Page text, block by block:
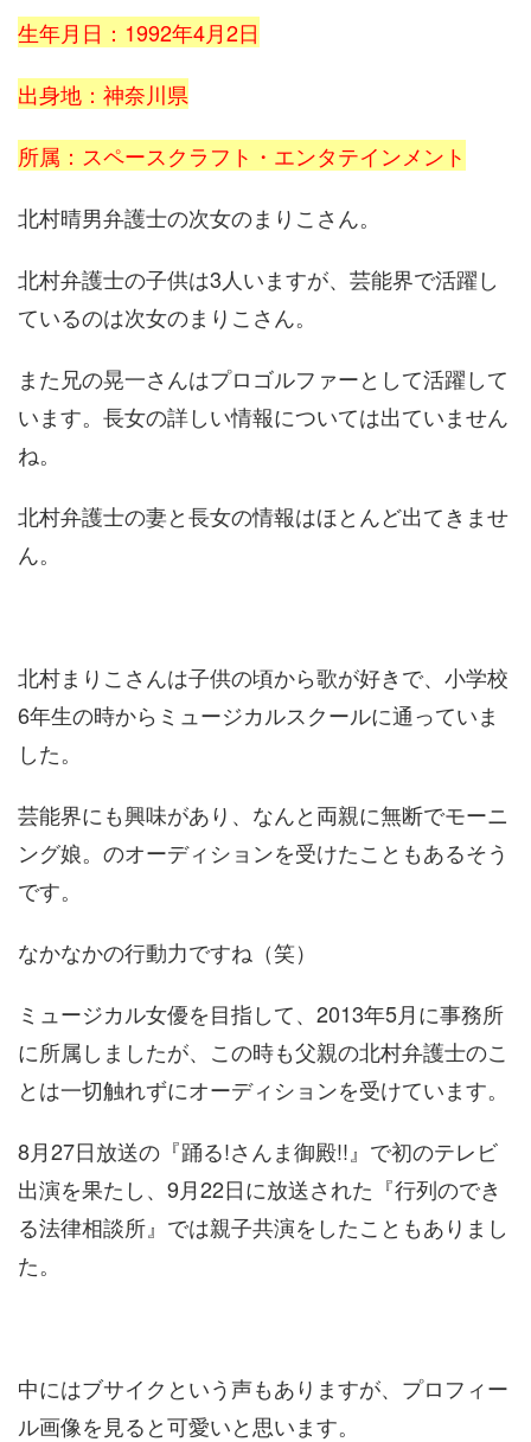
生年月日：1992年4月2日
出身地：神奈川県
所属：スペースクラフト・エンタテインメント
北村晴男弁護士の次女のまりこさん。
北村弁護士の子供は3人いますが、芸能界で活躍し
ているのは次女のまりこさん。
また兄の晃一さんはプロゴルファーとして活躍して
います。長女の詳しい情報については出ていません
ね。
北村弁護士の妻と長女の情報はほとんど出てきませ
ん。
北村まりこさんは子供の頃から歌が好きで、小学校
6年生の時からミュージカルスクールに通っていま
した。
芸能界にも興味があり、なんと両親に無断でモーニ
ング娘。のオーディションを受けたこともあるそう
です。
なかなかの行動力ですね（笑）
ミュージカル女優を目指して、2013年5月に事務所
に所属しましたが、この時も父親の北村弁護士のこ
とは一切触れずにオーディションを受けています。
8月27日放送の『踊る!さんま御殿!!』で初のテレビ
出演を果たし、9月22日に放送された『行列のでき
る法律相談所』では親子共演をしたこともありまし
た。
中にはブサイクという声もありますが、プロフィー
ル画像を見ると可愛いと思います。